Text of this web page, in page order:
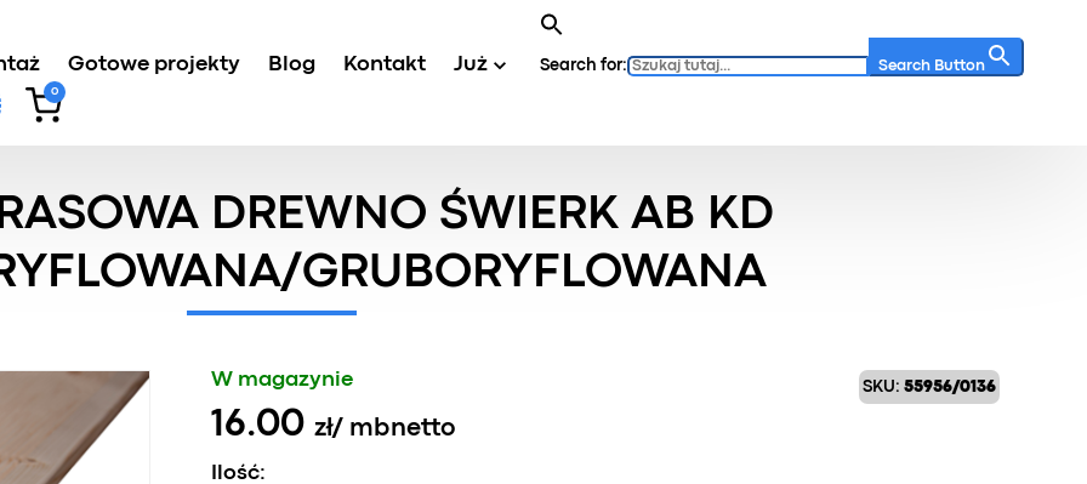
Gotowe projekty Blog Kontakt Już Search for: Search Button
0
drewno
DREWNO ŚWIERK AB KD
GRUBORYFLOWANA
SKU: 55956/0136
W magazynie
16.00 zł/ mbnetto
Ilość: